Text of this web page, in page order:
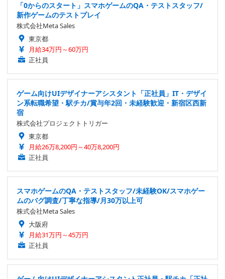
「0からのスタート」スマホゲームのQA・テストスタッフ/
新作ゲームのテストプレイ
株式会社Meta Sales
東京都
月給34万円～60万円
正社員
ゲーム向けUIデザイナーアシスタント「正社員」IT・デザイ
ン系転職希望・駅チカ/賞与年2回・未経験歓迎・新宿区西新
宿
株式会社プロジェクトトリガー
東京都
月給26万8,200円～40万8,200円
正社員
スマホゲームのQA・テストスタッフ/未経験OK/スマホゲー
ムのバグ調査/丁寧な指導/月30万以上可
株式会社Meta Sales
大阪府
月給31万円～45万円
正社員